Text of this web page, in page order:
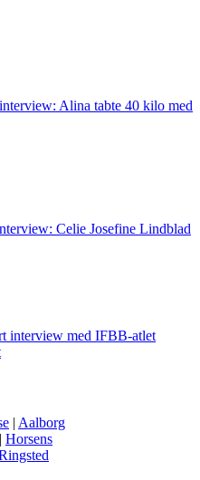
Alina tabte 40 kilo med
Celie Josefine Lindblad
interview med IFBB-atlet
| Aalborg
| Horsens